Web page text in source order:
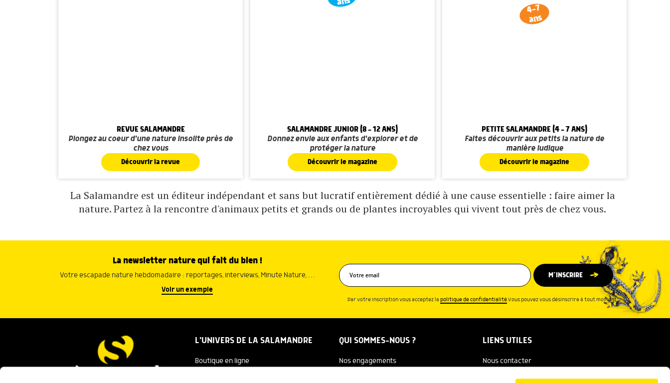
REVUE SALAMANDRE
Plongez au coeur d'une nature insolite près de
chez vous
Découvrir la revue
SALAMANDRE JUNIOR (8 - 12 ANS)
Donnez envie aux enfants d'explorer et de
protéger la nature
Découvrir le magazine
4-7
ans
PETITE SALAMANDRE (4 - 7 ANS)
Faites découvrir aux petits la nature de
manière ludique
Découvrir le magazine
La Salamandre est un éditeur indépendant et sans but lucratif entièrement dédié à une cause essentielle : faire aimer la
nature. Partez à la rencontre d'animaux petits et grands ou de plantes incroyables qui vivent tout près de chez vous.
La newsletter nature qui fait du bien !
Votre escapade nature hebdomadaire : reportages, interviews, Minute Nature, …
Voir un exemple
M’INSCRIRE
Par votre inscription vous acceptez lapolitique de confidentialité.Vous pouvez vous désinscrire à tout moment.
L'UNIVERS DE LA SALAMANDRE
Boutique en ligne
QUI SOMMES-NOUS ?
Nos engagements
LIENS UTILES
Nous contacter
Espace presse